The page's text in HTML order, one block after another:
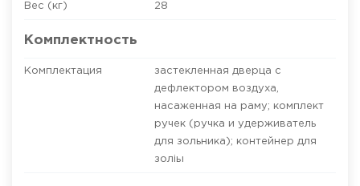
Вес (кг) 28
Комплектность
Комплектация
застекленная дверца с
дефлектором воздуха,
насаженная на раму; комплект
ручек (ручка и удерживатель
для зольника); контейнер для
золіы